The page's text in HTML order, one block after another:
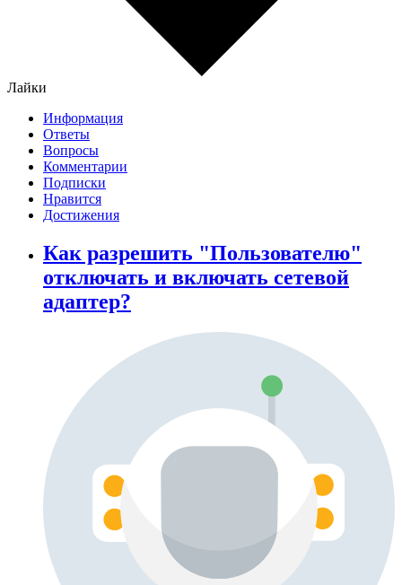
Лайки
Информация
Ответы
Вопросы
Комментарии
Подписки
Нравится
Достижения
Как разрешить "Пользователю"
отключать и включать сетевой
адаптер?